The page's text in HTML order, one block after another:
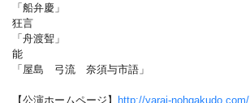
「船弁慶」
狂言
「舟渡聟」
能
「屋島 弓流 奈須与市語」
【公演ホームページ】 http://yarai-nohgakudo.com/